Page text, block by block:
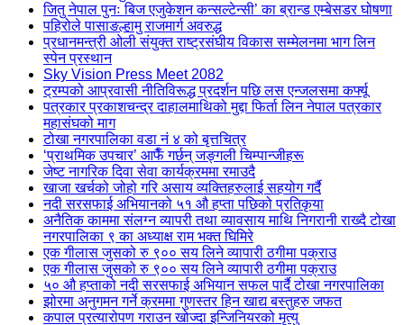
जितु नेपाल पुनः बिज एजुकेशन कन्सल्टेन्सी’ का ब्रान्ड एम्बेसडर घोषणा
पहिरोले पासाङल्हामु राजमार्ग अवरुद्ध
प्रधानमन्त्री ओली संयुक्त राष्ट्रसंघीय विकास सम्मेलनमा भाग लिन
स्पेन प्रस्थान
Sky Vision Press Meet 2082
ट्रम्पको आप्रवासी नीतिविरूद्ध प्रदर्शन पछि लस एन्जलसमा कर्फ्यू
पत्रकार प्रकाशचन्द्र दाहालमाथिको मुद्दा फिर्ता लिन नेपाल पत्रकार
महासंघको माग
टोखा नगरपालिका वडा नं ४ को बृत्तचित्र
‘प्राथमिक उपचार’ आफैँ गर्छन् जङ्गली चिम्पान्जीहरू
जेष्ट नागरिक दिवा सेवा कार्यक्रममा रमाउदै
खाजा खर्चको जोहो गरि असाय व्यक्तिहरुलाई सहयोग गर्दै
नदी सरसफाई अभियानको ५१ औ हप्ता पछिको प्रतिकृया
अनैतिक काममा संलग्न व्यापरी तथा व्यावसाय माथि निगरानी राख्दै टोखा
नगरपालिका ९ का अध्याक्ष राम भक्त घिमिरे
एक गीलास जुसको रु ९०० सय लिने व्यापारी ठगीमा पक्राउ
एक गीलास जुसको रु ९०० सय लिने व्यापारी ठगीमा पक्राउ
५० औ हप्ताको नदी सरसफाई अभियान सफल पार्दै टोखा नगरपालिका
झोरमा अनुगमन गर्ने क्रममा गुणस्तर हिन खाद्य बस्तुहरु जफत
कपाल प्रत्यारोपण गराउन खोज्दा इन्जिनियरको मृत्यु